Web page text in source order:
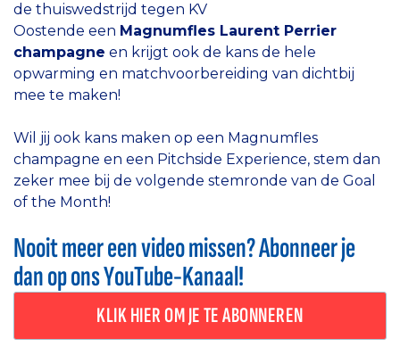
de thuiswedstrijd tegen KV
Oostende een Magnumfles Laurent Perrier
champagne en krijgt ook de kans de hele
opwarming en matchvoorbereiding van dichtbij
mee te maken!
Wil jij ook kans maken op een Magnumfles
champagne en een Pitchside Experience, stem dan
zeker mee bij de volgende stemronde van de Goal
of the Month!
Nooit meer een video missen? Abonneer je
dan op ons YouTube-Kanaal!
KLIK HIER OM JE TE ABONNEREN